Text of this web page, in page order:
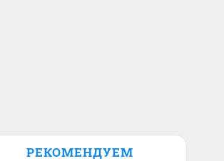
РЕКОМЕНДУЕМ